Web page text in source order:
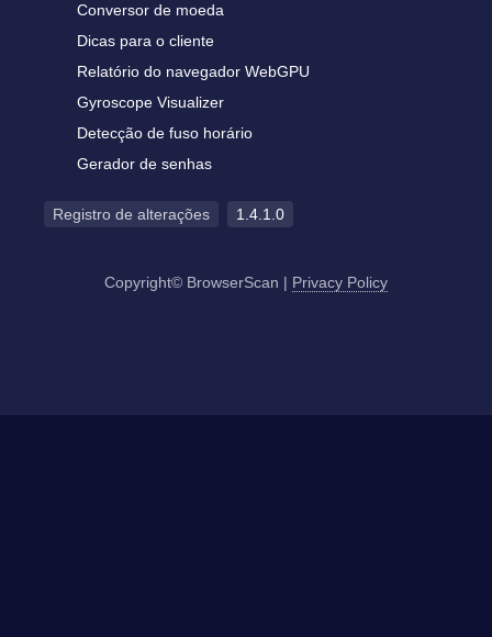
Conversor de moeda
Dicas para o cliente
Relatório do navegador WebGPU
Gyroscope Visualizer
Detecção de fuso horário
Gerador de senhas
Registro de alterações 1.4.1.0
Copyright© BrowserScan | Privacy Policy